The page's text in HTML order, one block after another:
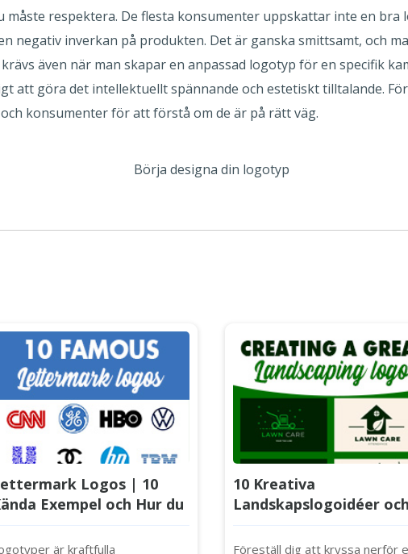
respektera. De flesta konsumenter uppskattar inte en bra
negativ inverkan på produkten. Det är ganska smittsamt, och
även när man skapar en anpassad logotyp för en specifik
att göra det intellektuellt spännande och estetiskt tilltalande.
konsumenter för att förstå om de är på rätt väg.
Börja designa din logotyp
Logos | 10
Exempel och Hur du
Din Egen För Ditt
är kraftfulla
10 Kreativa
Landskapslogoidéer och
Hur du Designar Din
Föreställ dig att kryssa nerför